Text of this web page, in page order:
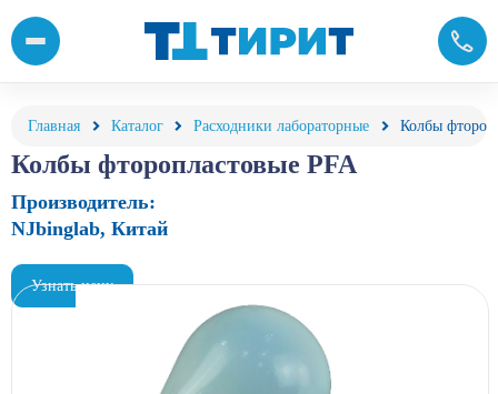
Главная Каталог Расходники лабораторные Колбы
Колбы фторопластовые PFA
Производитель:
NJbinglab, Китай
Узнать цену